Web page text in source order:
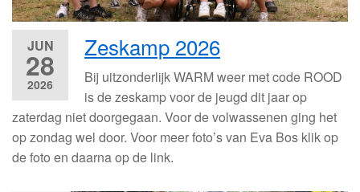
JUN
28
2026
Zeskamp 2026
Bij uitzonderlijk WARM weer met code ROOD
is de zeskamp voor de jeugd dit jaar op
zaterdag niet doorgegaan. Voor de volwassenen ging het
op zondag wel door. Voor meer foto’s van Eva Bos klik op
de foto en daarna op de link.